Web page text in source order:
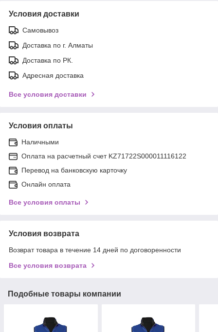
Условия доставки
Самовывоз
Доставка по г. Алматы
Доставка по РК.
Адресная доставка
Все условия доставки
Условия оплаты
Наличными
Оплата на расчетный счет KZ71722S000011116122
Перевод на банковскую карточку
Онлайн оплата
Все условия оплаты
Условия возврата
Возврат товара в течение 14 дней по договоренности
Все условия возврата
Подобные товары компании